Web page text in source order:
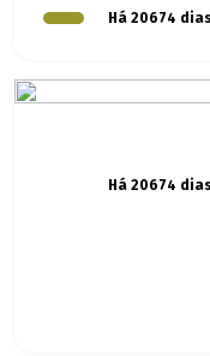
Há 20674 dias
Há 20674 dias